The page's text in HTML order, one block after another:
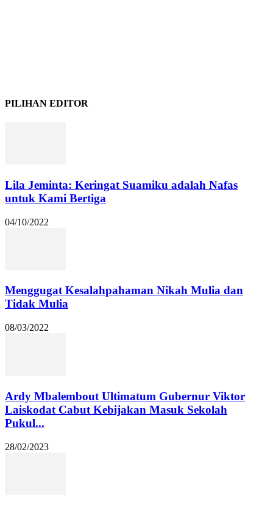
PILIHAN EDITOR
Lila Jeminta: Keringat Suamiku adalah Nafas
untuk Kami Bertiga
04/10/2022
Menggugat Kesalahpahaman Nikah Mulia dan
Tidak Mulia
08/03/2022
Ardy Mbalembout Ultimatum Gubernur Viktor
Laiskodat Cabut Kebijakan Masuk Sekolah
Pukul...
28/02/2023